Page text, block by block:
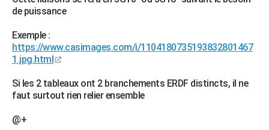
de puissance
Exemple :
https://www.casimages.com/i/1104180735193832801467
1.jpg.html
Si les 2 tableaux ont 2 branchements ERDF distincts, il ne
faut surtout rien relier ensemble
@+